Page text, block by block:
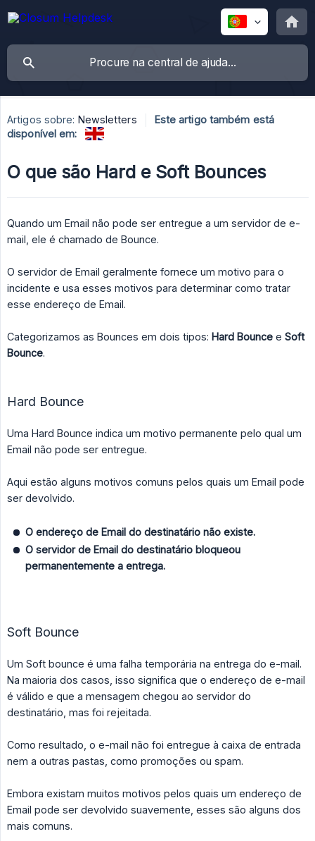
Artigos sobre: Newsletters
Este artigo também está
disponível em:
O que são Hard e Soft Bounces
Quando um Email não pode ser entregue a um servidor de e-
mail, ele é chamado de Bounce.
O servidor de Email geralmente fornece um motivo para o
incidente e usa esses motivos para determinar como tratar
esse endereço de Email.
Categorizamos as Bounces em dois tipos: Hard Bounce e Soft
Bounce.
Hard Bounce
Uma Hard Bounce indica um motivo permanente pelo qual um
Email não pode ser entregue.
Aqui estão alguns motivos comuns pelos quais um Email pode
ser devolvido.
O endereço de Email do destinatário não existe.
O servidor de Email do destinatário bloqueou
permanentemente a entrega.
Soft Bounce
Um Soft bounce é uma falha temporária na entrega do e-mail.
Na maioria dos casos, isso significa que o endereço de e-mail
é válido e que a mensagem chegou ao servidor do
destinatário, mas foi rejeitada.
Como resultado, o e-mail não foi entregue à caixa de entrada
nem a outras pastas, como promoções ou spam.
Embora existam muitos motivos pelos quais um endereço de
Email pode ser devolvido suavemente, esses são alguns dos
mais comuns.